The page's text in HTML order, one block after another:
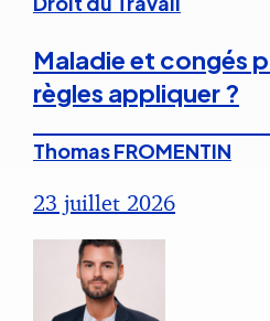
Maladie et congés
règles appliquer ?
Thomas FROMENTIN
23 juillet 2026